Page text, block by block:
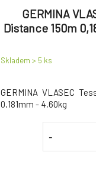
GERMINA
Distance 150m
Skladem > 5 ks
GERMINA VLASEC
0,181mm - 4,60kg
-